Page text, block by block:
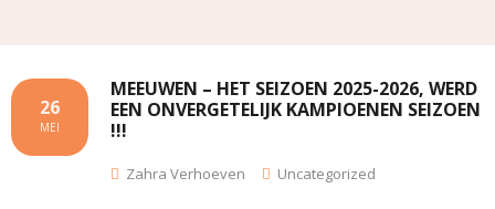
MEEUWEN – HET SEIZOEN 2025-2026, WERD
EEN ONVERGETELIJK KAMPIOENEN SEIZOEN
!!!
26
MEI
Zahra Verhoeven Uncategorized